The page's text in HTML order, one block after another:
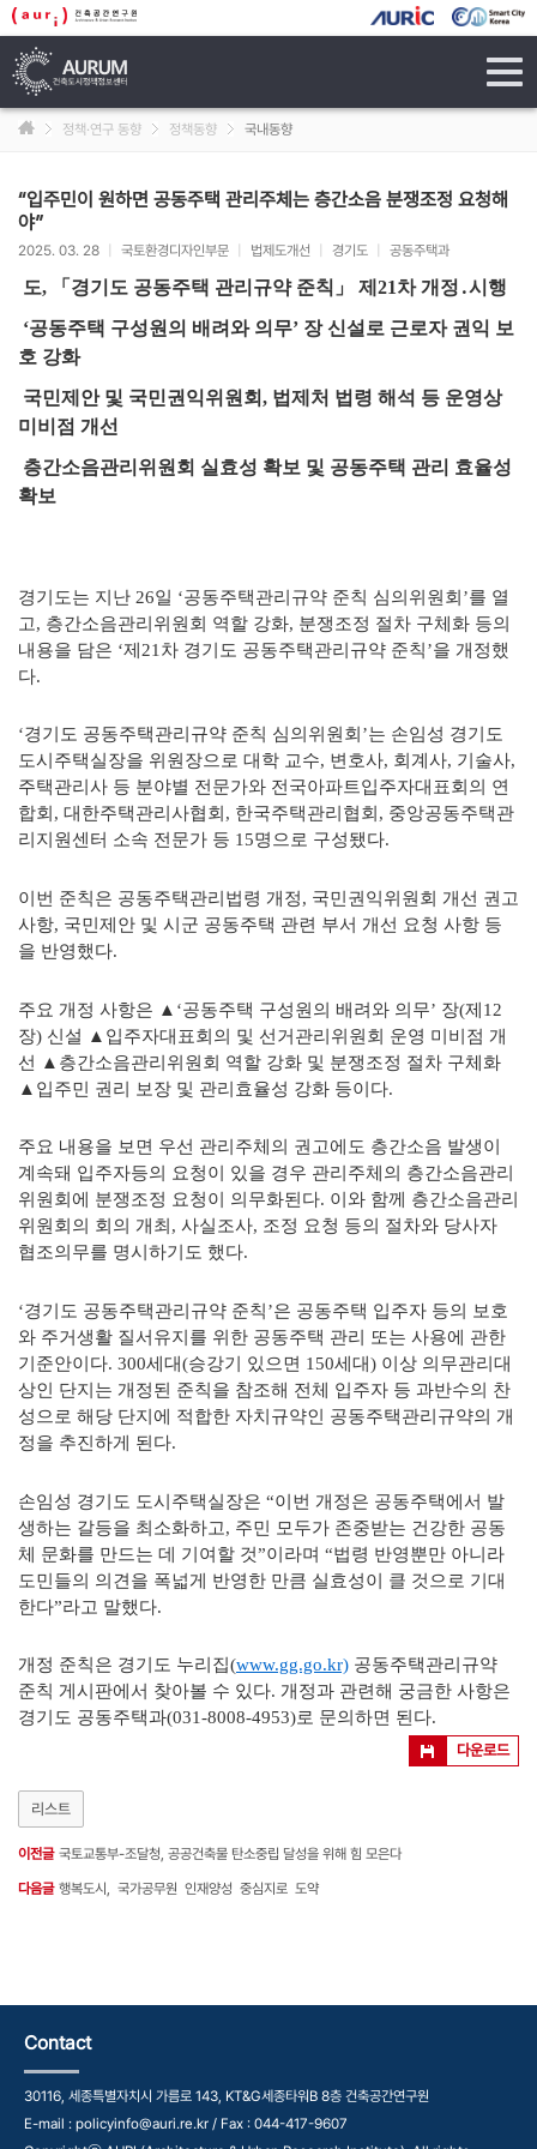
정책·연구 동향 정책동향 국내동향
“입주민이 원하면 공동주택 관리주체는 층간소음 분쟁조정 요청해
야”
2025. 03. 28 국토환경디자인부문 법제도개선 경기도 공동주택과
도,
「경기도 공동주택 관리규약 준칙」 제21차 개정․시행
‘공동주택 구성원의 배려와 의무’ 장 신설로 근로자 권익 보
호 강화
국민제안 및 국민권익위원회, 법제처 법령 해석 등 운영상
미비점 개선
층간소음관리위원회 실효성 확보 및 공동주택 관리 효율성
확보
경기도는 지난 26일 ‘공동주택관리규약 준칙 심의위원회’를 열
고, 층간소음관리 위원회 역할 강화, 분쟁조정 절차 구체화 등의
내용을 담은 ‘제21차 경기도 공동주택관리규약 준칙’을 개정했
다.
‘경기도 공동주택관리규약 준칙 심의위원회’는 손임성 경기도
도시주택실장을 위원장으로 대학 교수, 변호사, 회계사, 기술사,
주택관리사 등 분야별 전문가와 전국아파트입주자대표회의 연
합회, 대한주택관리사협회, 한국주택관리협회, 중앙공동주택관
리지원센터 소속 전문가 등 15명으로 구성됐다.
이번 준칙은 공동주택관리법령 개정, 국민권익위원회 개선 권고
사항, 국민제안 및 시군 공동주택 관련 부서 개선 요청 사항 등
을 반영했다.
주요 개정 사항은 ▲‘공동주택 구성원의 배려와 의무’ 장(제12
장) 신설 ▲입주자대표회의 및 선거관리위원회 운영 미비점 개
선 ▲층간소음관리 위원회 역할 강화 및 분쟁조정 절차 구체화
▲입주민 권리 보장 및 관리효율성 강화 등이다.
주요 내용을 보면 우선 관리주체의 권고에도 층간소음 발생이
계속돼 입주자등의 요청이 있을 경우 관리주체의 층간소음관리
위원회에 분쟁조정 요청이 의무화된다. 이와 함께 층간소음관리
위원회의 회의 개최, 사실조사, 조정 요청 등의 절차와 당사자
협조의무를 명시하기도 했다.
‘경기도 공동주택관리규약 준칙’은 공동주택 입주자 등의 보호
와 주거생활 질서유지를 위한 공동주택 관리 또는 사용에 관한
기준안이다. 300세대(승강기 있으면 150세대) 이상 의무관리대
상인 단지는 개정된 준칙을 참조해 전체 입주자 등 과반수의 찬
성으로 해당 단지에 적합한 자치규약인 공동주택관리규약의 개
정을 추진하게 된다.
손임성 경기도 도시주택실장은 “이번 개정은 공동주택에서 발
생하는 갈등을 최소화하고, 주민 모두가 존중받는 건강한 공동
체 문화를 만드는 데 기여할 것”이라며 “법령 반영뿐만 아니라
도민들의 의견을 폭넓게 반영한 만큼 실효성이 클 것으로 기대
한다”라고 말했다.
개정 준칙은 경기도 누리집(www.gg.go.kr) 공동주택관리규약
준칙 게시판에서 찾아볼 수 있다. 개정과 관련해 궁금한 사항은
경기도 공동주택과(031-8008-4953)로 문의하면 된다.
다운로드
리스트
이전글 국토교통부-조달청, 공공건축물 탄소중립 달성을 위해 힘 모은다
다음글 행복도시, 국가공무원 인재양성 중심지로 도약
Contact
30116, 세종특별자치시 가름로 143, KT&G세종타워B 8층 건축공간연구원
E-mail : policyinfo@auri.re.kr / Fax : 044-417-9607